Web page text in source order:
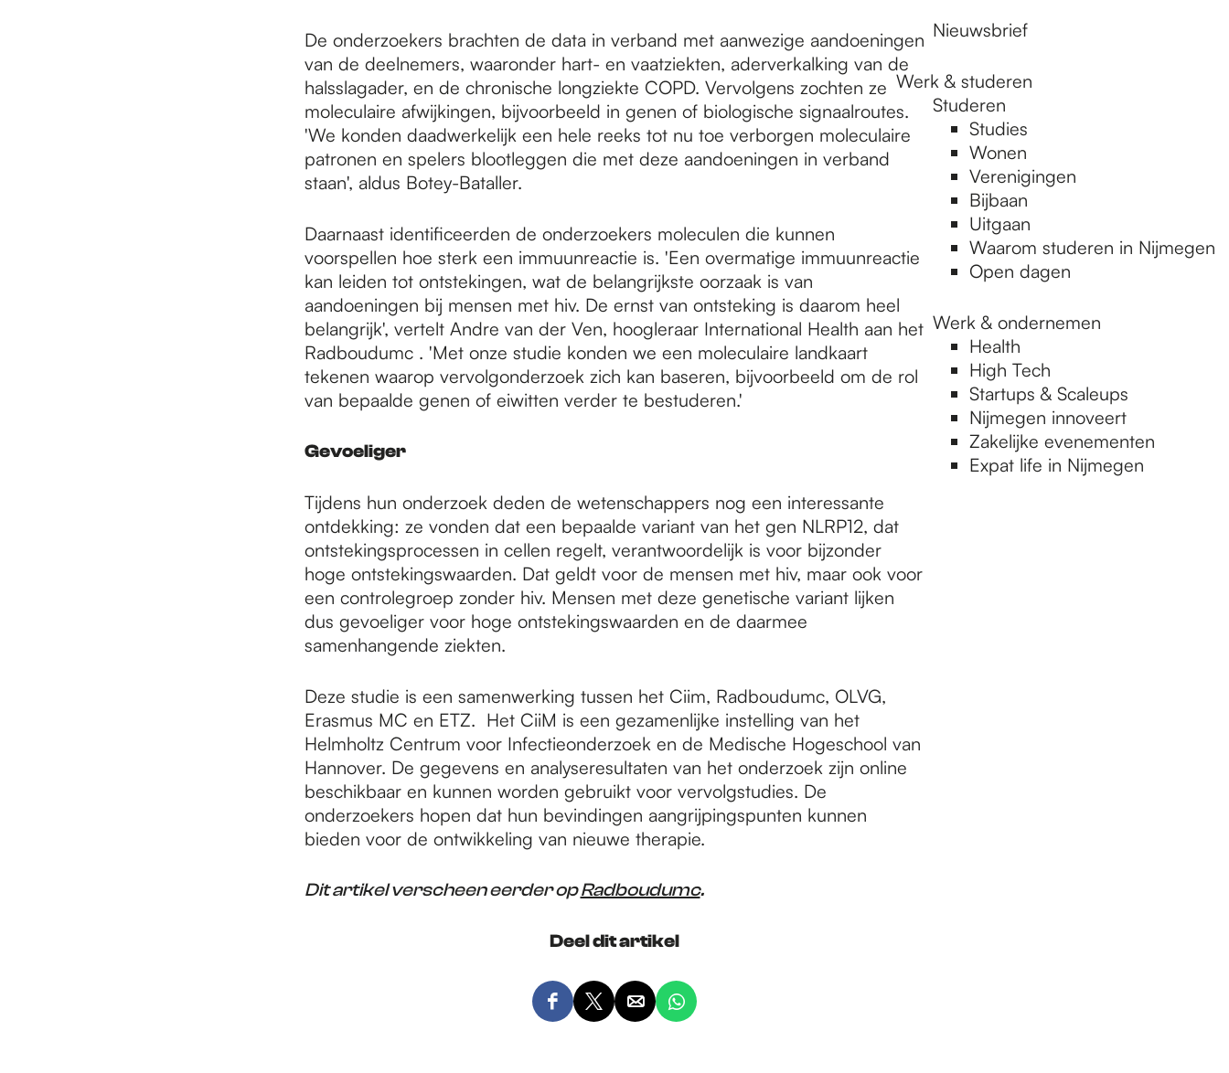
Nieuwsbrief
Werk & studeren
Studeren
Studies
Wonen
Verenigingen
Bijbaan
Uitgaan
Waarom studeren in Nijmegen
Open dagen
Werk & ondernemen
Health
High Tech
Startups & Scaleups
Nijmegen innoveert
Zakelijke evenementen
Expat life in Nijmegen
De onderzoekers brachten de data in verband met aanwezige aandoeningen
van de deelnemers, waaronder hart- en vaatziekten, aderverkalking van de
halsslagader, en de chronische longziekte COPD. Vervolgens zochten ze
moleculaire afwijkingen, bijvoorbeeld in genen of biologische signaalroutes.
'We konden daadwerkelijk een hele reeks tot nu toe verborgen moleculaire
patronen en spelers blootleggen die met deze aandoeningen in verband
staan', aldus Botey-Bataller.
Daarnaast identificeerden de onderzoekers moleculen die kunnen
voorspellen hoe sterk een immuunreactie is. 'Een overmatige immuunreactie
kan leiden tot ontstekingen, wat de belangrijkste oorzaak is van
aandoeningen bij mensen met hiv. De ernst van ontsteking is daarom heel
belangrijk', vertelt Andre van der Ven, hoogleraar International Health aan het
Radboudumc . 'Met onze studie konden we een moleculaire landkaart
tekenen waarop vervolgonderzoek zich kan baseren, bijvoorbeeld om de rol
van bepaalde genen of eiwitten verder te bestuderen.'
Gevoeliger
Tijdens hun onderzoek deden de wetenschappers nog een interessante
ontdekking: ze vonden dat een bepaalde variant van het gen NLRP12, dat
ontstekingsprocessen in cellen regelt, verantwoordelijk is voor bijzonder
hoge ontstekingswaarden. Dat geldt voor de mensen met hiv, maar ook voor
een controlegroep zonder hiv. Mensen met deze genetische variant lijken
dus gevoeliger voor hoge ontstekingswaarden en de daarmee
samenhangende ziekten.
Deze studie is een samenwerking tussen het Ciim, Radboudumc, OLVG,
Erasmus MC en ETZ. Het CiiM is een gezamenlijke instelling van het
Helmholtz Centrum voor Infectieonderzoek en de Medische Hogeschool van
Hannover. De gegevens en analyseresultaten van het onderzoek zijn online
beschikbaar en kunnen worden gebruikt voor vervolgstudies. De
onderzoekers hopen dat hun bevindingen aangrijpingspunten kunnen
bieden voor de ontwikkeling van nieuwe therapie.
Dit artikel verscheen eerder opRadboudumc.
Deel dit artikel
D
D
D
D